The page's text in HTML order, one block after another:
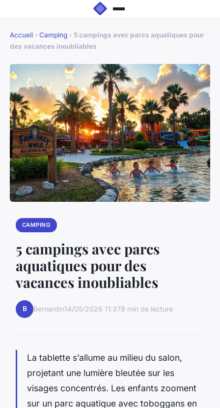
Accueil › Camping › 5 campings avec parcs aquatiques pour
des vacances inoubliables
CAMPING
5 campings avec parcs
aquatiques pour des
vacances inoubliables
B Bernardin14/05/2026 11:378 min de lecture
La tablette s’allume au milieu du salon,
projetant une lumière bleutée sur les
visages concentrés. Les enfants zooment
sur un parc aquatique avec toboggans en